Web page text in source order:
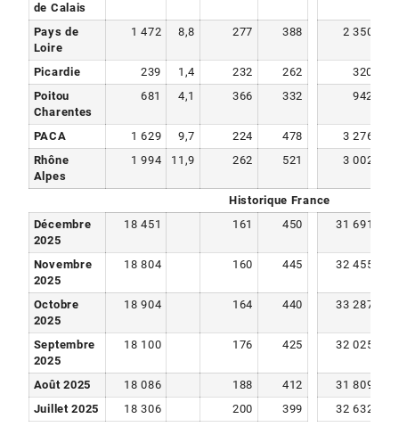
de Calais
Pays de
Loire
1 472 8,8 277 388 2 350
Picardie 239 1,4 232 262 320
Poitou
Charentes
681 4,1 366 332 942
PACA 1 629 9,7 224 478 3 276
Rhône
Alpes
1 994 11,9 262 521 3 002
Historique France
Décembre
2025
18 451 161 450 31 691
Novembre
2025
18 804 160 445 32 455
Octobre
2025
18 904 164 440 33 287
Septembre
2025
18 100 176 425 32 025
Août 2025 18 086 188 412
31 809
Juillet 2025
18 306 200 399 32 632